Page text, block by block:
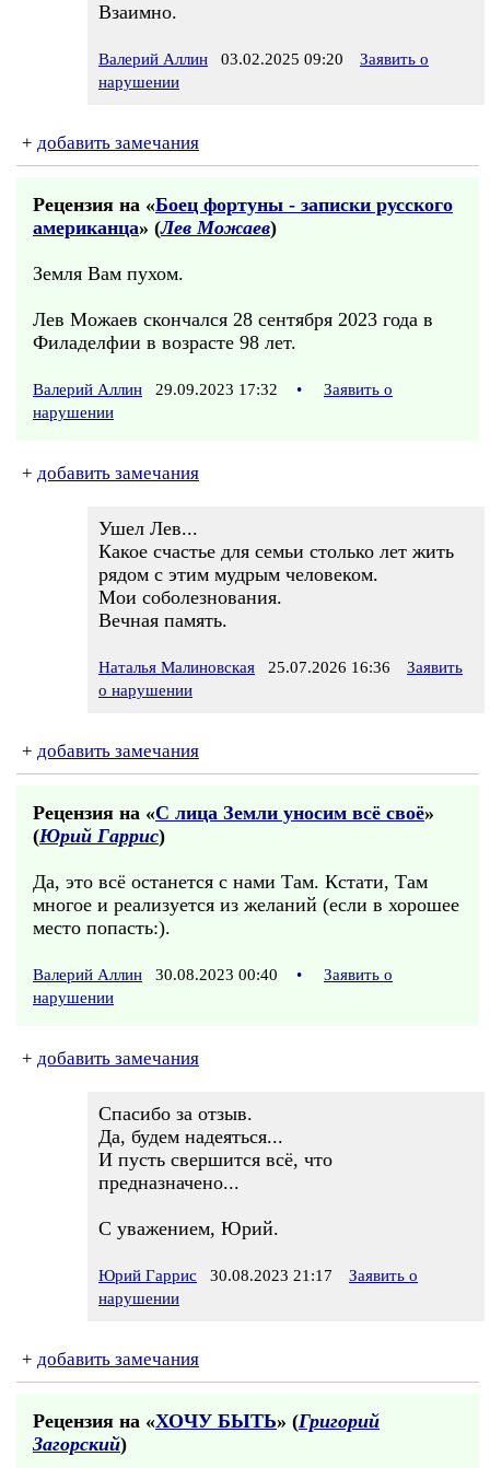
Взаимно.
Валерий Аллин 03.02.2025 09:20
Заявить о
нарушении
+ добавить замечания
Рецензия на «Боец фортуны - записки русского
американца» (Лев Можаев)
Земля Вам пухом.
Лев Можаев скончался 28 сентября 2023 года в
Филаделфии в возрасте 98 лет.
Валерий Аллин 29.09.2023 17:32 •
Заявить о
нарушении
+ добавить замечания
Ушел Лев...
Какое счастье для семьи столько лет жить
рядом с этим мудрым человеком.
Мои соболезнования.
Вечная память.
Наталья Малиновская 25.07.2026 16:36
Заявить
о нарушении
+ добавить замечания
Рецензия на «С лица Земли уносим всё своё»
(Юрий Гаррис)
Да, это всё останется с нами Там. Кстати, Там
многое и реализуется из желаний (если в хорошее
место попасть:).
Валерий Аллин 30.08.2023 00:40 •
Заявить о
нарушении
+ добавить замечания
Спасибо за отзыв.
Да, будем надеяться...
И пусть свершится всё, что
предназначено...
С уважением, Юрий.
Юрий Гаррис 30.08.2023 21:17
Заявить о
нарушении
+ добавить замечания
Рецензия на «ХОЧУ БЫТЬ» (Григорий
Загорский)